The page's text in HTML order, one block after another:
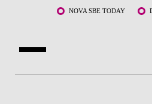
Saltar para o conteúdo principalNOVA SBE TODAY